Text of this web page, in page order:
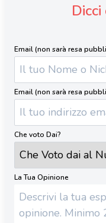
Email (non sarà resa
Email (non sarà resa
Che voto Dai?
La Tua Opinione